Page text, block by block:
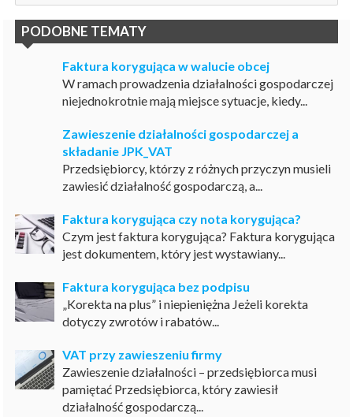
PODOBNE TEMATY
Faktura korygująca w walucie obcej
W ramach prowadzenia działalności gospodarczej
niejednokrotnie mają miejsce sytuacje, kiedy...
Zawieszenie działalności gospodarczej a
składanie JPK_VAT
Przedsiębiorcy, którzy z różnych przyczyn musieli
zawiesić działalność gospodarczą, a...
Faktura korygująca czy nota korygująca?
Czym jest faktura korygująca? Faktura korygująca
jest dokumentem, który jest wystawiany...
Faktura korygująca bez podpisu
„Korekta na plus” i niepieniężna Jeżeli korekta
dotyczy zwrotów i rabatów...
VAT przy zawieszeniu firmy
Zawieszenie działalności – przedsiębiorca musi
pamiętać Przedsiębiorca, który zawiesił
działalność gospodarczą...